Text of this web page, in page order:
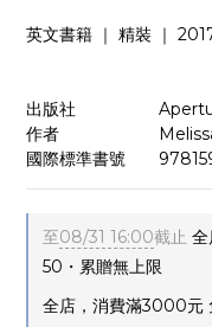
英文書籍 ｜ 精裝 ｜
出版社　　   　
作者　　　　
國際標準書號
至08/31 16:00截止 全
50・累贈無上限
全店，消費滿3000元